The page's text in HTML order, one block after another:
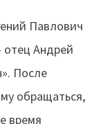
Павлович
Андрей
После
обращаться,
время